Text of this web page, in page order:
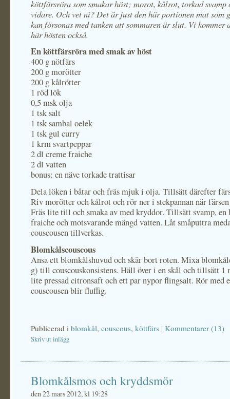
köttfärsröra som smakar höst; morot, kålrot, torkad svamp
vidare. Och vet ni? Det är just den här portionen mat som
kan försonas med tanken att sommaren är slut. Vi kommer
här hösten också.
En köttfärsröra med smak av höst
400 g nötfärs
200 g morötter
200 g kålrötter
1 röd lök
0,5 msk olja
1 tsk salt
1 tsk sambal oelek
1 tsk gul curry
1 krm svartpeppar
2 dl creme fraiche
2 dl vatten
bonus: en näve torkade trattisar
Dela löken i båtar och fräs mjuk i olja. Tillsätt därefter
Riv morötter och kålrot och rör ner i stekpannan när
Fräs lite till och smaka av med kryddor. Tillsätt svamp, en
fraiche och motsvarande mängd vatten. Låt småputtra
couscousen tillverkas.
Blomkålscouscous
Ansa ett blomkålshuvud och skär bort roten. Mixa
g) till couscouskonsistens. Häll över i en skål och tillsätt 1
lite pressad citronsaft och ett par nypor flingsalt. Rör med
couscousen blir fluffig.
Publicerad i blomkål, couscous, köttfärs | Kommentarer (13)
Skriv ut inlägg
Blomkålsmos och kryddsmör
den 22 mars 2012, kl 19:28